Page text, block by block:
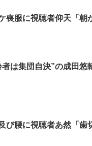
喪服に視聴者仰天「朝
者は集団自決”の成田
び腰に視聴者あ然「歯